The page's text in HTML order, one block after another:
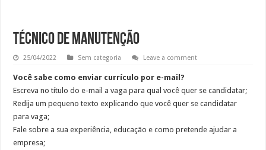
Técnico de manutenção
25/04/2022 Sem categoria Leave a comment
Você sabe como enviar currículo por e-mail?
Escreva no título do e-mail a vaga para qual você quer se candidatar;
Redija um pequeno texto explicando que você quer se candidatar
para vaga;
Fale sobre a sua experiência, educação e como pretende ajudar a
empresa;